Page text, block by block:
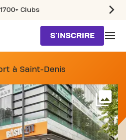
1700+ Clubs
S'INSCRIRE
RUE
à Saint-Denis